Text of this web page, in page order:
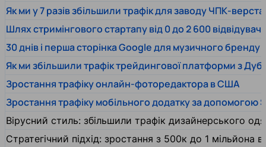
Як ми у 7 разів збільшили трафік для заводу ЧПК-
Шлях стримінгового стартапу від 0 до 2 600
30 днів і перша сторінка Google для музичного бренду
Як ми збільшили трафік трейдингової платформи з
Зростання трафіку онлайн-фоторедактора в США
Зростання трафіку мобільного додатку за допомогою
Вірусний стиль: збільшили трафік дизайнерського
Стратегічний підхід: зростання з 500к до 1 мільйона